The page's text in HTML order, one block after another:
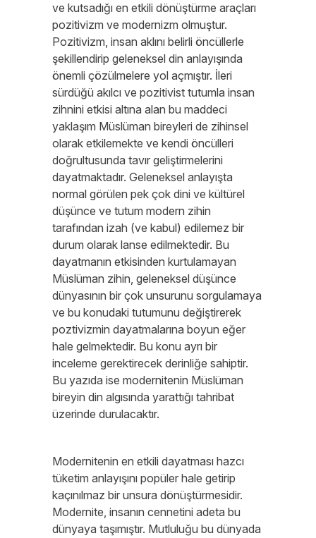
ve kutsadığı en etkili dönüştürme araçları
pozitivizm ve modernizm olmuştur.
Pozitivizm, insan aklını belirli öncüllerle
şekillendirip geleneksel din anlayışında
önemli çözülmelere yol açmıştır. İleri
sürdüğü akılcı ve pozitivist tutumla insan
zihnini etkisi altına alan bu maddeci
yaklaşım Müslüman bireyleri de zihinsel
olarak etkilemekte ve kendi öncülleri
doğrultusunda tavır geliştirmelerini
dayatmaktadır. Geleneksel anlayışta
normal görülen pek çok dini ve kültürel
düşünce ve tutum modern zihin
tarafından izah (ve kabul) edilemez bir
durum olarak lanse edilmektedir. Bu
dayatmanın etkisinden kurtulamayan
Müslüman zihin, geleneksel düşünce
dünyasının bir çok unsurunu sorgulamaya
ve bu konudaki tutumunu değiştirerek
poztivizmin dayatmalarına boyun eğer
hale gelmektedir. Bu konu ayrı bir
inceleme gerektirecek derinliğe sahiptir.
Bu yazıda ise modernitenin Müslüman
bireyin din algısında yarattığı tahribat
üzerinde durulacaktır.
Modernitenin en etkili dayatması hazcı
tüketim anlayışını popüler hale getirip
kaçınılmaz bir unsura dönüştürmesidir.
Modernite, insanın cennetini adeta bu
dünyaya taşımıştır. Mutluluğu bu dünyada